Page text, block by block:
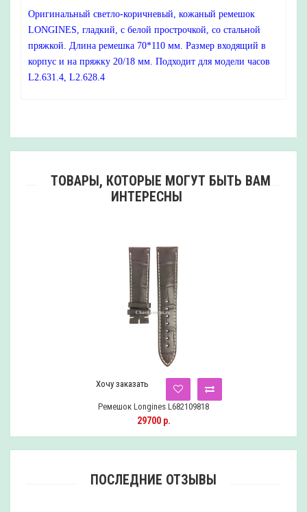
Оригинальный светло-коричневый, кожаный ремешок
LONGINES, гладкий, с белой прострочкой, со стальной
пряжкой. Длина ремешка 70*110 мм. Размер входящий в
корпус и на пряжку 20/18 мм. Подходит для модели часов
L2.631.4, L2.628.4
ТОВАРЫ, КОТОРЫЕ МОГУТ БЫТЬ ВАМ
ИНТЕРЕСНЫ
Хочу заказать
Ремешок Longines L682109818
29700 р.
ПОСЛЕДНИЕ ОТЗЫВЫ